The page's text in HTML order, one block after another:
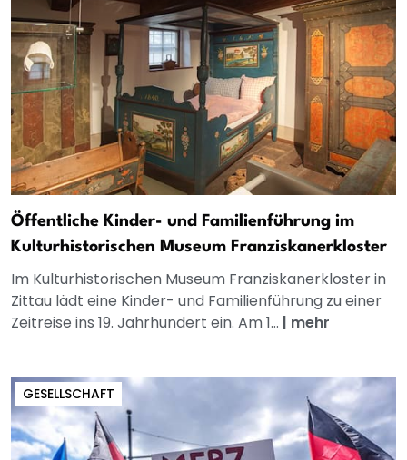
Öffentliche Kinder- und Familienführung im
Kulturhistorischen Museum Franziskanerkloster
Im Kulturhistorischen Museum Franziskanerkloster in
Zittau lädt eine Kinder- und Familienführung zu einer
Zeitreise ins 19. Jahrhundert ein. Am 1... | mehr
GESELLSCHAFT